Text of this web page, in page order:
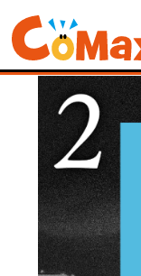
電子書籍マンガ
LEGEND> 夜に蠢く2